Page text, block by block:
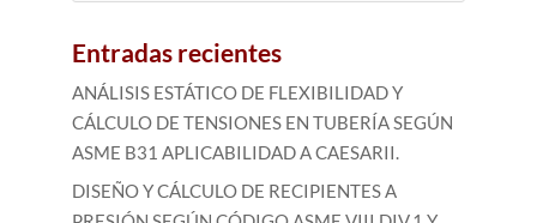
Entradas recientes
ANÁLISIS ESTÁTICO DE FLEXIBILIDAD Y
CÁLCULO DE TENSIONES EN TUBERÍA SEGÚN
ASME B31 APLICABILIDAD A CAESARII.
DISEÑO Y CÁLCULO DE RECIPIENTES A